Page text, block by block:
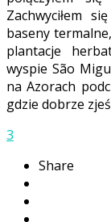
Zachwyciłem
baseny
plantacje
wyspie São
na Azorach
gdzie dobrze
3
Share